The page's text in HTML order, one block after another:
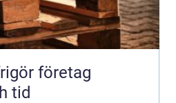
företag
tid